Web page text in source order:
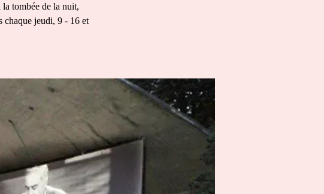
tombée de la nuit,
chaque jeudi, 9 - 16 et